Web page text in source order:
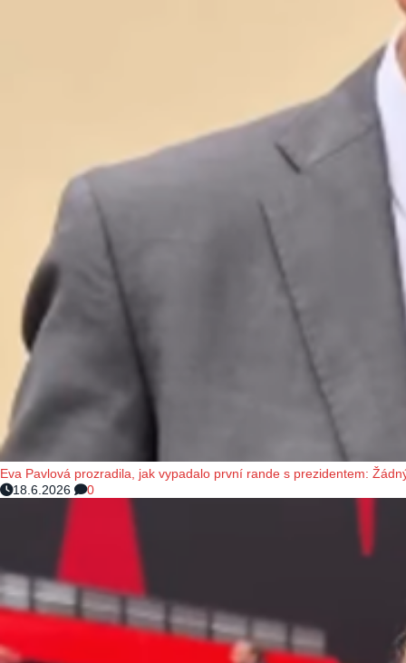
Eva Pavlová prozradila, jak vypadalo první rande s prezidentem:
18.6.2026
0